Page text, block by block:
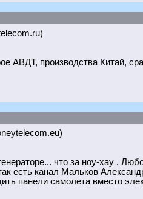
АВДТ, производства Китай,
что за ноу-хау .
есть канал Мальков
панели самолета вместо